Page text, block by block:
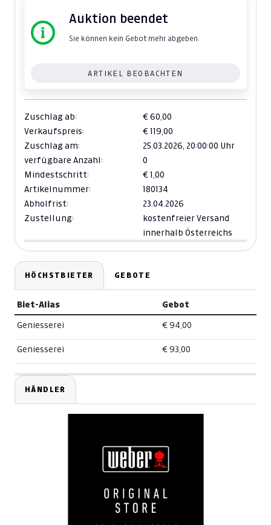
Auktion beendet
Sie können kein Gebot mehr abgeben.
ARTIKEL BEOBACHTEN
Zuschlag ab:
€ 60,00
Verkaufspreis:
€ 119,00
Zuschlag am:
25.03.2026, 20:00:00 Uhr
verfügbare Anzahl:
0
Mindestschritt:
€ 1,00
Artikelnummer:
180134
Abholfrist:
23.04.2026
Zustellung:
kostenfreier Versand
innerhalb Österreichs
HÖCHSTBIETER GEBOTE
Biet-Alias Gebot
Geniesserei € 94,00
Geniesserei € 93,00
HÄNDLER